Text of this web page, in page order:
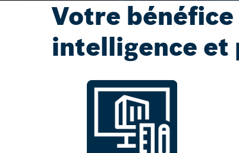
Votre
intelligence et